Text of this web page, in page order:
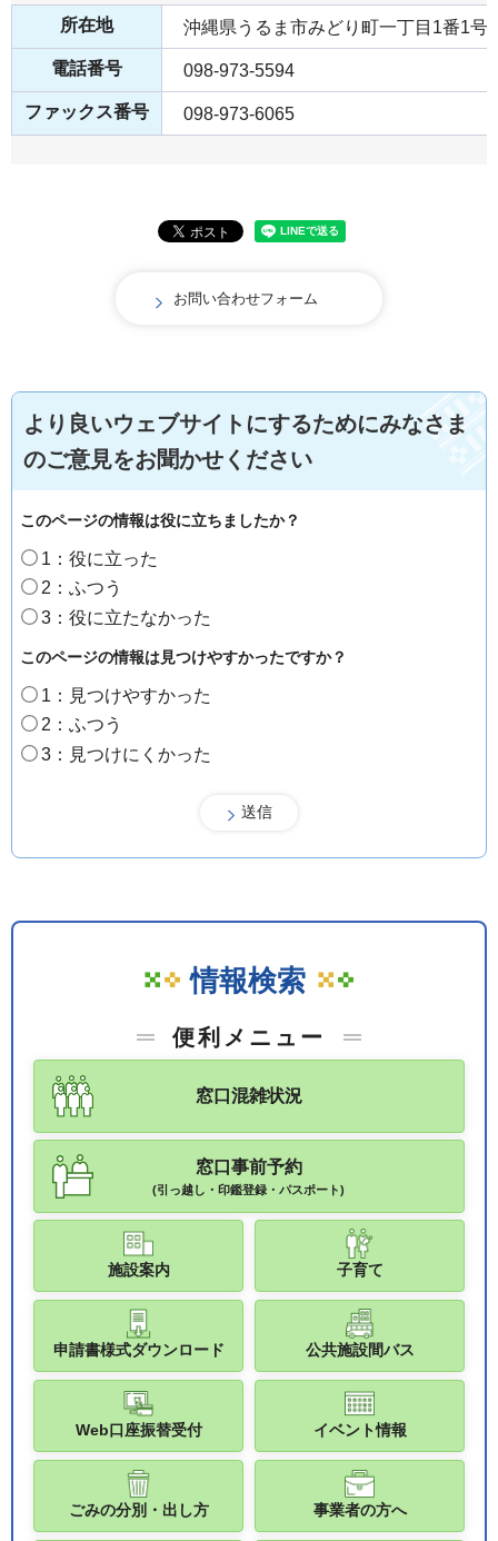
所在地 沖縄県うるま市みどり町一丁目1番1
電話番号 098-973-5594
ファックス番号 098-973-6065
より良いウェブサイトにするためにみなさま
のご意見をお聞かせください
このページの情報は役に立ちましたか？
1：役に立った
2：ふつう
3：役に立たなかった
このページの情報は見つけやすかったですか？
1：見つけやすかった
2：ふつう
3：見つけにくかった
情報検索
便利メニュー
窓口混雑状況
窓口事前予約
(引っ越し・印鑑登録・パスポート)
施設案内 子育て
申請書様式ダウンロード 公共施設間バス
Web口座振替受付 イベント情報
ごみの分別・出し方 事業者の方へ